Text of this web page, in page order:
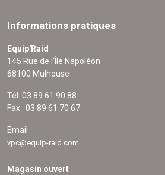
Informations pratiques
Equip'Raid
145 Rue de l'Île Napoléon
68100 Mulhouse
Tél. 03 89 61 90 88
Fax : 03 89 61 70 67
Email
vpc@equip-raid.com
Magasin ouvert